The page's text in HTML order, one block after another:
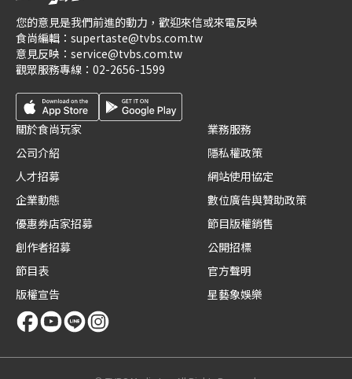
您的意見是我們前進的動力，歡迎來信或來電反映
食尚編輯： supertaste@tvbs.com.tw
意見反映： service@tvbs.com.tw
觀眾服務專線： 02-2656-1599
關於食尚玩家
公司介紹
人才招募
企業動態
優惠券店家招募
創作者招募
節目表
版權宣告
業務服務
隱私權政策
網站使用協定
數位廣告與贊助政策
節目版權銷售
公開招標
官方聲明
星藝象娛樂